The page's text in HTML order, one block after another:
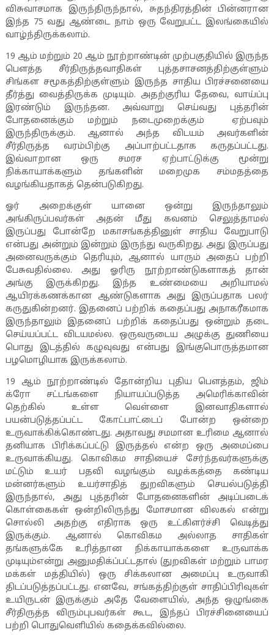
விசுவாசமாக இருந்திருந்தால்,சுதந்திரத்தின் பின்னரான
இந்த 75 வது ஆண்டை நாம் ஒரு வேறுபட்ட இலங்கையில்
வாழ்ந்திருக்கலாம்.
19 ஆம் மற்றும் 20 ஆம் நூற்றாண்டின் முற்பகுதியில் இருந்த
பௌத்த சீர்திருத்தவாதிகள் புத்தசாசனத்திற்குள்ளும்
சிங்கள சமூகத்திற்குள்ளும் இருந்த சாதிய பிரச்சனையை
தீர்த்து வைத்திருக்க முடியும். அதற்குரிய தேவை,வாய்ப்பு
இரண்டும் இருந்தன. அவ்வாறு செய்வது புத்தரின்
போதனைக்கும் மற்றும் நடைமுறைக்கும் ஏற்பவும்
இருந்திருக்கும். ஆனால் அந்த விடயம் அவர்களின்
சீர்திருத்த வரம்பிற்கு அப்பாற்பட்டதாக கருதப்பட்டது.
இவ்வாறான ஒரு சமரச ஏற்பாட்டுக்கு மூன்று
நிக்காயாக்களும் தங்களின் மறைமுக சம்மதத்தை
வழங்கியதாகத் தென்படுகிறது.
ஓர் அறைக்குள் யானை ஒன்று இருந்தாலும்
அங்கிருப்பவர்கள் அதன் மீது கவனம் செலுத்தாமல்
இருப்பது போன்றே மகாசங்கத்தினுள் சாதிய வேறுபாடு
என்பது அன்றும் இன்றும் இருந்து வருகிறது. அது இருப்பது
அனைவருக்கும் தெரியும்,ஆனால் யாரும் அதைப் பற்றி
பேசுவதில்லை. அது ஓரிரு நூற்றாண்டுகளாகத் தான்
அங்கு இருக்கிறது. இந்த உண்மையை அறியாமல்
ஆயிரக்கணக்கான ஆண்டுகளாக அது இருப்பதாக பலர்
கருதுகின்றனர். இதனைப் பற்றிக் கதைப்பது அநாகரீகமாக
இருந்தாலும் இதனைப் பற்றிக் கதைப்பது ஒன்றும் தடை
செய்யப்பட்ட விடயமல்ல. ஒருவருடைய அழுக்கு துணியை
பொது இடத்தில் கழுவுவது என்பது இங்குபொருத்தமான
பழமொழியாக இருக்கலாம்.
19 ஆம் நூற்றாண்டில் தோன்றிய புதிய பௌத்தம்,ஜிம்
க்ரோ சட்டங்களை நியாயப்படுத்த அமெரிக்காவின்
தெற்கில் உள்ள வெள்ளை இனவாதிகளால்
பயன்படுத்தப்பட்ட கோட்பாட்டைப் போன்ற ஒன்றை
உருவாக்கிக்கொண்டது. அதாவது சமமான உரிமை ஆனால்
தனியாக பிரிக்கப்பட்டு இருத்தல் என்ற ஒரு அமைப்பை
உருவாக்கியது. கொவிகம சாதியைச் சேர்ந்தவர்களுக்கு
மட்டும் உயர் பதவி வழங்கும் வழக்கத்தை கண்டிய
மன்னர்களும் உயர்சாதித் துறவிகளும் செயல்படுத்தி
இருந்தால், அது புத்தரின் போதனைகளின் அடிப்படைக்
கொள்கைகள் ஒன்றிலிருந்து மோசமான விலகல் என்று
சொல்லி அதற்கு எதிராக ஒரு உட்கிளர்ச்சி வெடித்து
இருக்கும். ஆனால் கொவிகம அல்லாத சாதிகள்
தங்களுக்கே உரித்தான நிக்காயாக்களை உருவாக்க
முடியும்என்று அனுமதிக்ப்பட்டதால் (துறவிகள் மற்றும் பாமர
மக்கள் மத்தியில்) ஒரு சிக்கலான அமைப்பு உருவாகி
திடப்படுத்தப்பட்டது. எனவே, சங்கத்திற்குள் சாதிப்பிரிவுகள்
உயிருடன் இருக்கும் அதே வேளையில், அந்த ஒழுங்கை
சீர்திருத்த விரும்புபவர்கள் கூட,இந்தப் பிரச்சினையைப்
பற்றி பொதுவெளியில் கதைக்கவில்லை.